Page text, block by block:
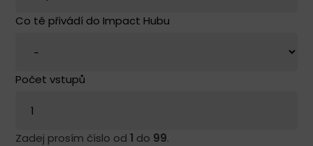
Co tě přivádí do Impact Hubu
Počet vstupů
Zadej prosím číslo od1 do 99.